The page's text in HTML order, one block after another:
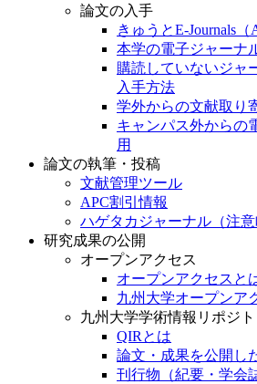
論文の入手
きゅうとE-Journals（
本学の電子ジャーナ
購読していないジャ
入手方法
学外からの文献取り
キャンパス外からの
用
論文の執筆・投稿
文献管理ツール
APC割引情報
ハゲタカジャーナル（注意
研究成果の公開
オープンアクセス
オープンアクセスと
九州大学オープンア
九州大学学術情報リポジト
QIRとは
論文・成果を公開し
刊行物（紀要・学会